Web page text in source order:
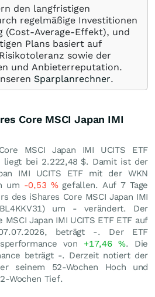
den langfristigen
regelmäßige Investitionen
(Cost-Average-Effekt), und
Plans basiert auf
sowie der
und Anbieterreputation.
Sparplanrechner.
Core MSCI Japan IMI
MSCI Japan IMI UCITS ETF
liegt bei 2.222,48 $. Damit ist der
IMI UCITS ETF mit der WKN
um -0,53 %gefallen. Auf 7 Tage
des iShares Core MSCI Japan IMI
um - verändert. Der
Japan IMI UCITS ETF ETF auf
beträgt -. Der ETF
von +17,46%. Die
beträgt -. Derzeit notiert der
seinem 52-Wochen Hoch und
Wochen Tief.